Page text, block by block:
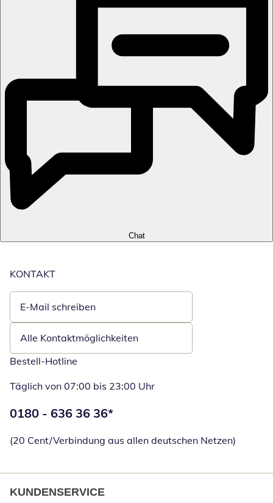
Chat
KONTAKT
E-Mail schreiben
Öffnet E-Mail-Client
Alle Kontaktmöglichkeiten
Bestell-Hotline
Täglich von 07:00 bis 23:00 Uhr
Telefonnummer:
0180 - 636 36 36*
(20 Cent/Verbindung aus allen deutschen Netzen)
KUNDENSERVICE